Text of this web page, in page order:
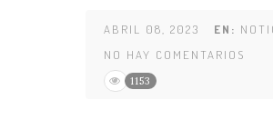
ABRIL 08, 2023 EN:
NO HAY COMENTARIOS
1153